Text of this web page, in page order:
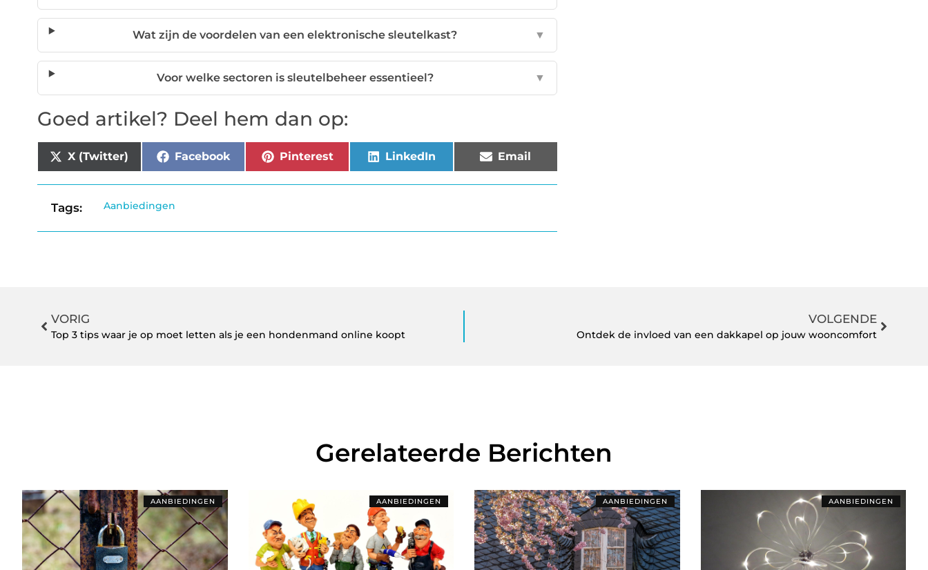
Wat zijn de voordelen van een elektronische sleutelkast? ▼
Voor welke sectoren is sleutelbeheer essentieel? ▼
Goed artikel? Deel hem dan op:
X (Twitter) Facebook Pinterest LinkedIn Email
Tags: Aanbiedingen
VORIG
Top 3 tips waar je op moet letten als je een hondenmand online koopt
VOLGENDE
Ontdek de invloed van een dakkapel op jouw wooncomfort
Gerelateerde Berichten
AANBIEDINGEN AANBIEDINGEN AANBIEDINGEN AANBIEDINGEN